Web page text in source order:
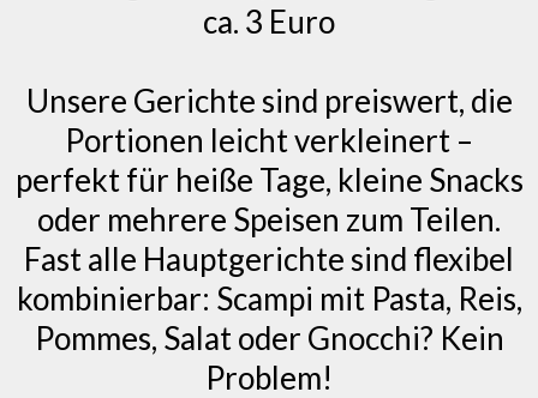
ca. 3 Euro
Unsere Gerichte sind preiswert, die
Portionen leicht verkleinert –
perfekt für heiße Tage, kleine Snacks
oder mehrere Speisen zum Teilen.
Fast alle Hauptgerichte sind flexibel
kombinierbar: Scampi mit Pasta, Reis,
Pommes, Salat oder Gnocchi? Kein
Problem!